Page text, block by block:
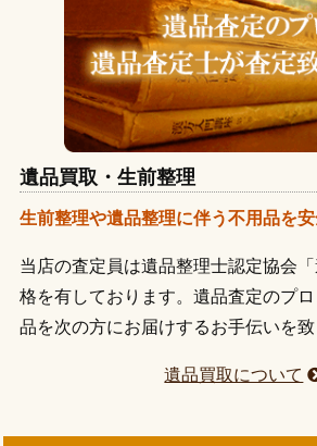
遺品買取・生前整理
生前整理や遺品整理に伴う不用品を安
当店の査定員は遺品整理士認定協会
格を有しております。遺品査定のプ
品を次の方にお届けするお手伝いを致
遺品買取について